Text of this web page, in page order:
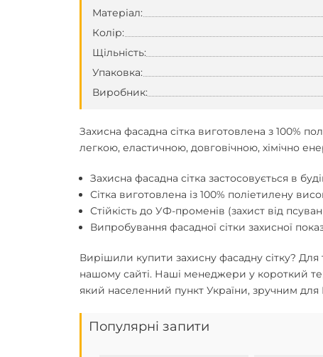
Матеріал:
Колір:
Щільність:
Упаковка:
Виробник:
Захисна фасадна сітка виготовлена з 100%
легкою, еластичною, довговічною, хімічно
Захисна фасадна сітка застосовується в
Сітка виготовлена із 100% поліетилену
Стійкість до УФ-променів (захист від
Випробування фасадної сітки захисної
Вирішили купити захисну фасадну сітку? Для
нашому сайті. Наші менеджери у короткий
який населенний пункт України, зручним для
Популярні запити